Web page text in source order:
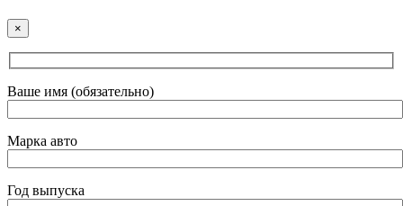
×
Ваше имя (обязательно)
Марка авто
Год выпуска